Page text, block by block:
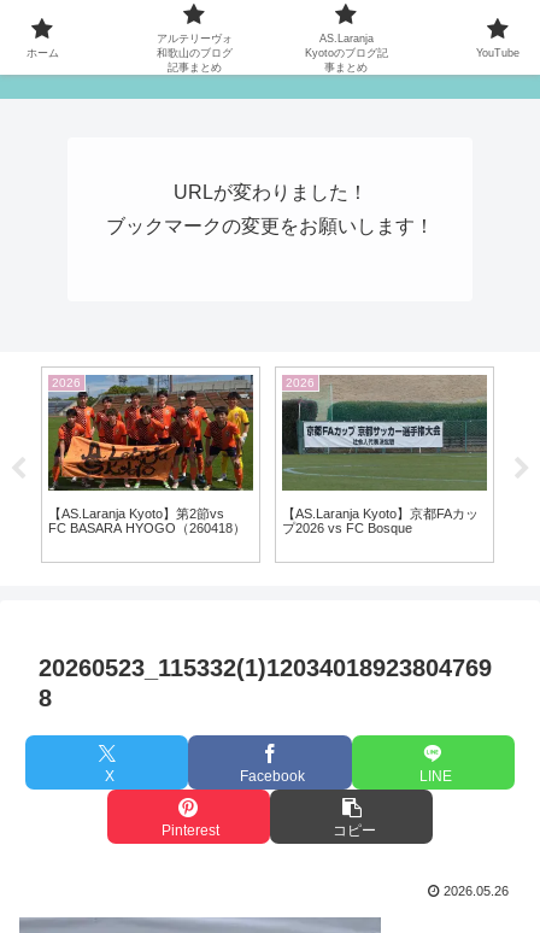
MATYの関西サッカーリーグ応援日記
URLが変わりました！
ブックマークの変更をお願いします！
2026
【AS.Laranja Kyoto】第2節vs
FC BASARA HYOGO（260418）
2026
【AS.Laranja Kyoto】京都FAカッ
プ2026 vs FC Bosque
20260523_115332(1)12034018923804769
8
X Facebook LINE
Pinterest コピー
2026.05.26
ホーム
アルテリーヴォ
和歌山のブログ
記事まとめ
AS.Laranja
Kyotoのブログ記
事まとめ
YouTube